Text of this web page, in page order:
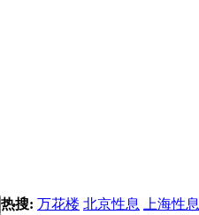
热搜: 万花楼 北京性息 上海性息